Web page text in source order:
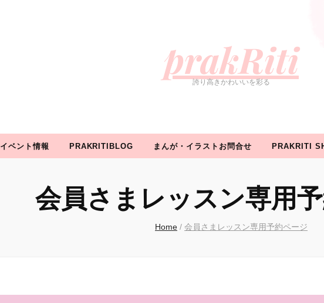
prakRiti
誇り高きかわいいを彩る
イベント情報 PRAKRITIBLOG まんが・イラストお問合せ PRAKRITI
会員さまレッスン専用
Home / 会員さまレッスン専用予約ページ